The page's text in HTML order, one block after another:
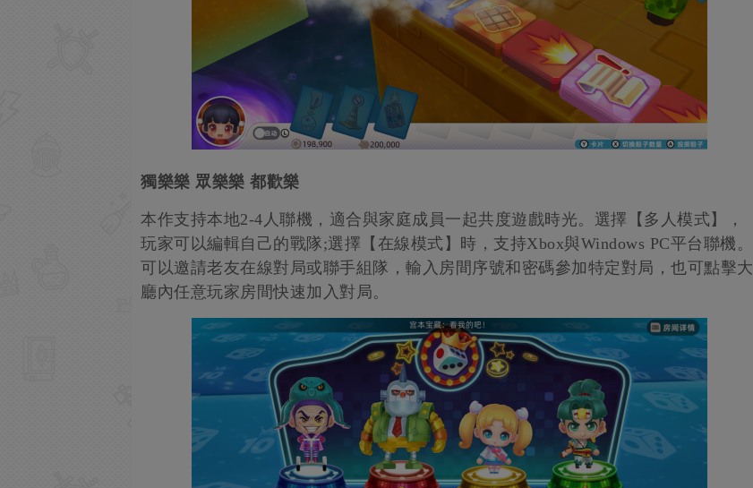
獨樂樂 眾樂樂 都歡樂
本作支持本地2-4人聯機，適合與家庭成員一起共度遊戲時光。選擇【多人模式】，
玩家可以編輯自己的戰隊;選擇【在線模式】時，支持Xbox與Windows PC平台聯機。
可以邀請老友在線對局或聯手組隊，輸入房間序號和密碼參加特定對局，也可點擊大
廳內任意玩家房間快速加入對局。